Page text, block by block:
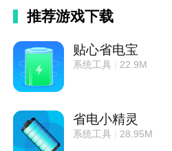
推荐游戏下载
贴心省电宝
系统工具| 22.9M
省电小精灵
系统工具| 28.95M